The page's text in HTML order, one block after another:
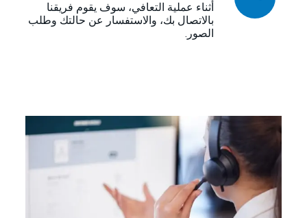
أثناء عملية التعافي، سوف يقوم فريقنا
بالاتصال بك، والاستفسار عن حالتك وطلب
الصور.